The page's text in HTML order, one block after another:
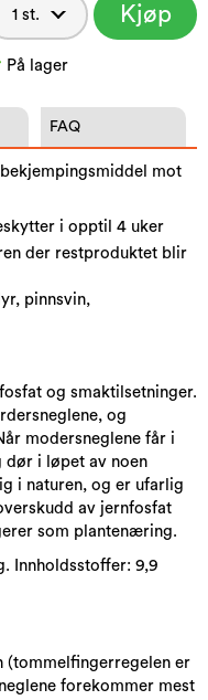
Kjøp
På lager
FAQ
mot
i opptil 4 uker
der restproduktet blir
pinnsvin,
og smaktilsetninger.
og
modersneglene får i
dør i løpet av noen
i naturen, og er ufarlig
av jernfosfat
som plantenæring.
Innholdsstoffer: 9,9
(tommelfingerregelen er
forekommer mest